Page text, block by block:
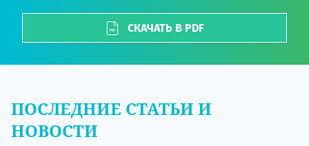
СКАЧАТЬ В PDF
ПОСЛЕДНИЕ СТАТЬИ И
НОВОСТИ